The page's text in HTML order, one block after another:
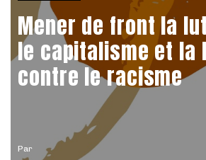
Par
Mener de front la
le capitalisme et la
contre le racisme